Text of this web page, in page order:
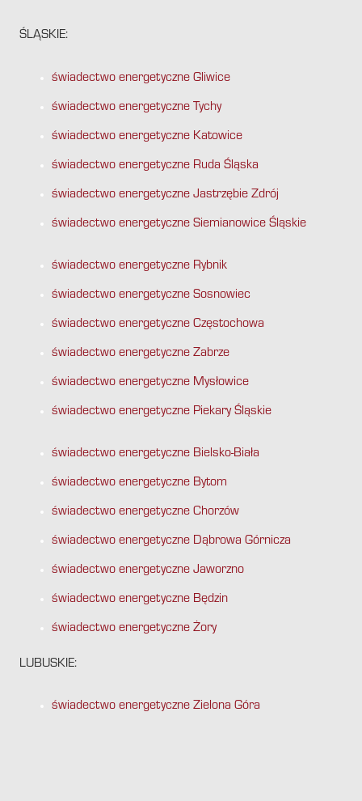
ŚLĄSKIE:
świadectwo energetyczne Gliwice
świadectwo energetyczne Tychy
świadectwo energetyczne Katowice
świadectwo energetyczne Ruda Śląska
świadectwo energetyczne Jastrzębie Zdrój
świadectwo energetyczne Siemianowice Śląskie
świadectwo energetyczne Rybnik
świadectwo energetyczne Sosnowiec
świadectwo energetyczne Częstochowa
świadectwo energetyczne Zabrze
świadectwo energetyczne Mysłowice
świadectwo energetyczne Piekary Śląskie
świadectwo energetyczne Bielsko-Biała
świadectwo energetyczne Bytom
świadectwo energetyczne Chorzów
świadectwo energetyczne Dąbrowa Górnicza
świadectwo energetyczne Jaworzno
świadectwo energetyczne Będzin
świadectwo energetyczne Żory
LUBUSKIE:
świadectwo energetyczne Zielona Góra